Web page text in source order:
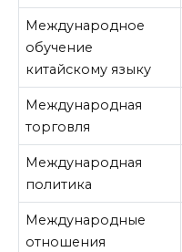
Международное
обучение
китайскому языку
Международная
торговля
Международная
политика
Международные
отношения